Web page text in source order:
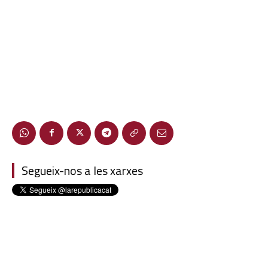
Segueix-nos a les xarxes